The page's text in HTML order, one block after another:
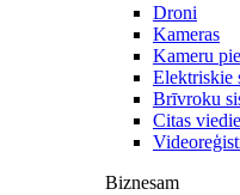
Droni
Kameras
Kameru
Elektriskie
Brīvroku
Citas
Biznesam